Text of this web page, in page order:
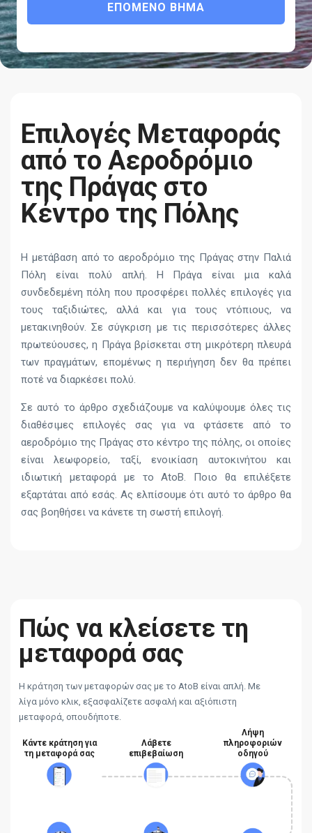
ΕΠΌΜΕΝΟ ΒΉΜΑ
Επιλογές Μεταφοράς
από το Αεροδρόμιο
της Πράγας στο
Κέντρο της Πόλης
Η μετάβαση από το αεροδρόμιο της Πράγας στην Παλιά
Πόλη είναι πολύ απλή. Η Πράγα είναι μια καλά
συνδεδεμένη πόλη που προσφέρει πολλές επιλογές για
τους ταξιδιώτες, αλλά και για τους ντόπιους, να
μετακινηθούν. Σε σύγκριση με τις περισσότερες άλλες
πρωτεύουσες, η Πράγα βρίσκεται στη μικρότερη πλευρά
των πραγμάτων, επομένως η περιήγηση δεν θα πρέπει
ποτέ να διαρκέσει πολύ.
Σε αυτό το άρθρο σχεδιάζουμε να καλύψουμε όλες τις
διαθέσιμες επιλογές σας για να φτάσετε από το
αεροδρόμιο της Πράγας στο κέντρο της πόλης, οι οποίες
είναι λεωφορείο, ταξί, ενοικίαση αυτοκινήτου και
ιδιωτική μεταφορά με το AtoB. Ποιο θα επιλέξετε
εξαρτάται από εσάς. Ας ελπίσουμε ότι αυτό το άρθρο θα
σας βοηθήσει να κάνετε τη σωστή επιλογή.
Πώς να κλείσετε τη
μεταφορά σας
Η κράτηση των μεταφορών σας με το AtoB είναι απλή. Με
λίγα μόνο κλικ, εξασφαλίζετε ασφαλή και αξιόπιστη
μεταφορά, οπουδήποτε.
Κάντε κράτηση για
τη μεταφορά σας
Λάβετε
επιβεβαίωση
Λήψη
πληροφοριών
οδηγού